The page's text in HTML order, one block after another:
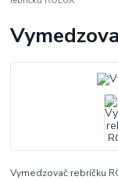
Vymedzovač rebríčku